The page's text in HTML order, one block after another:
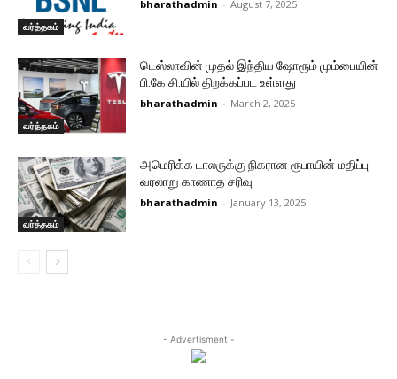
வர்த்தகம்
bharathadmin - August 7, 2025
வர்த்தகம்
டெஸ்லாவின் முதல் இந்திய ஷோரூம் மும்பையின்
பி.கே.சி.யில் திறக்கப்பட உள்ளது
bharathadmin - March 2, 2025
வர்த்தகம்
அமெரிக்க டாலருக்கு நிகரான ரூபாயின் மதிப்பு
வரலாறு காணாத சரிவு
bharathadmin - January 13, 2025
- Advertisment -